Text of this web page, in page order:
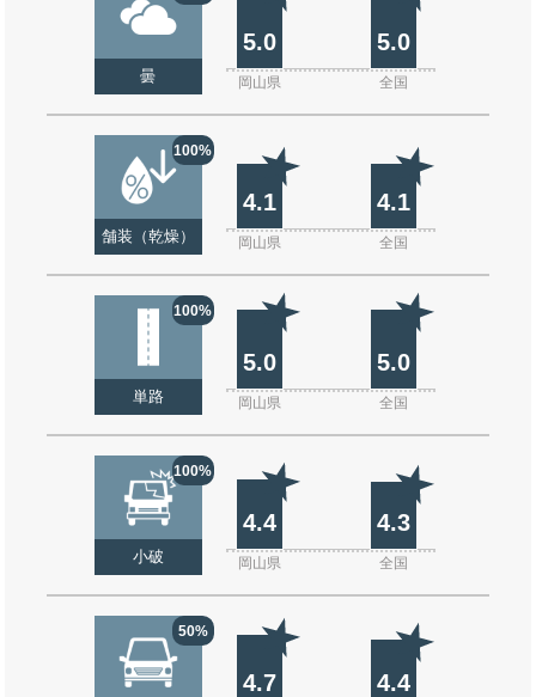
曇
5.0 5.0
岡山県 全国
100%
舗装（乾燥）
4.1 4.1
岡山県 全国
100%
単路
5.0 5.0
岡山県 全国
100%
小破
4.4 4.3
岡山県 全国
50%
4.7 4.4